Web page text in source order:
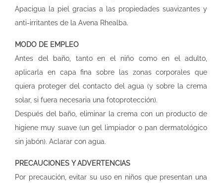
Apacigua la piel gracias a las propiedades suavizantes y
anti-irritantes de la Avena Rhealba.
MODO DE EMPLEO
Antes del baño, tanto en el niño como en el adulto,
aplicarla en capa fina sobre las zonas corporales que
quiera proteger del contacto del agua (y sobre la crema
solar, si fuera necesaria una fotoprotección).
Después del baño, eliminar la crema con un producto de
higiene muy suave (un gel limpiador o pan dermatológico
sin jabón). Aclarar con agua.
PRECAUCIONES Y ADVERTENCIAS
Por precaución, evitar su uso en niños que presentan una